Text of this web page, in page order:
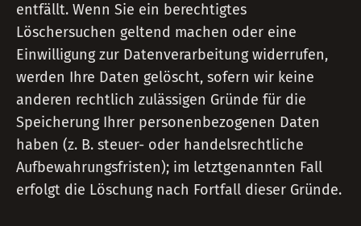
entfällt. Wenn Sie ein berechtigtes
Löschersuchen geltend machen oder eine
Einwilligung zur Datenverarbeitung widerrufen,
werden Ihre Daten gelöscht, sofern wir keine
anderen rechtlich zulässigen Gründe für die
Speicherung Ihrer personenbezogenen Daten
haben (z. B. steuer- oder handelsrechtliche
Aufbewahrungsfristen); im letztgenannten Fall
erfolgt die Löschung nach Fortfall dieser Gründe.